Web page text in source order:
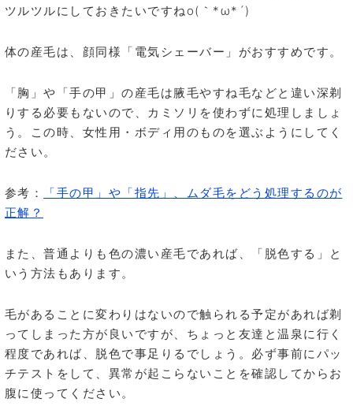
ツルツルにしておきたいですねo(｀*ω*´)
体の産毛は、顔同様「電気シェーバー」がおすすめです。
「胸」や「手の甲」の産毛は腋毛やすね毛などと違い深剃
りする必要もないので、カミソリを使わずに処理しましょ
う。この時、女性用・ボディ用のものを選ぶようにしてく
ださい。
参考：
「手の甲」や「指先」、ムダ毛をどう処理するのが
正解？
また、普通よりも色の濃い産毛であれば、「脱色する」と
いう方法もあります。
毛があることに変わりはないので触られる予定があれば剃
ってしまった方が良いですが、ちょっと友達と温泉に行く
程度であれば、脱色で事足りるでしょう。必ず事前にパッ
チテストをして、異常が起こらないことを確認してからお
腹に使ってください。